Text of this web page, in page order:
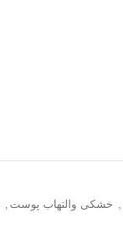
خشکی والتهاب پوست